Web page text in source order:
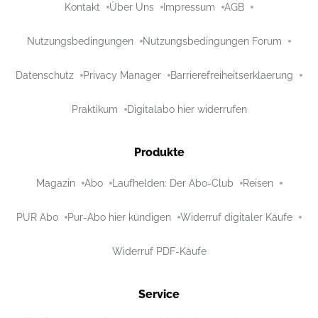
Kontakt Über Uns Impressum AGB
Nutzungsbedingungen Nutzungsbedingungen Forum
Datenschutz Privacy Manager Barrierefreiheitserklaerung
Praktikum Digitalabo hier widerrufen
Produkte
Magazin Abo Laufhelden: Der Abo-Club Reisen
PUR Abo Pur-Abo hier kündigen Widerruf digitaler Käufe
Widerruf PDF-Käufe
Service